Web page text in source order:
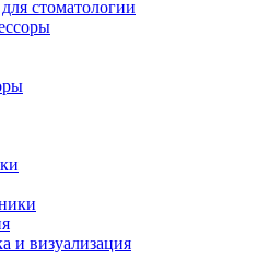
стоматологии
и визуализация